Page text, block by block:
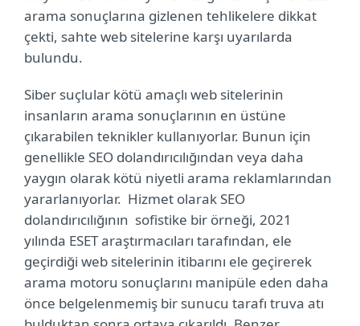
arama sonuçlarına gizlenen tehlikelere dikkat
çekti, sahte web sitelerine karşı uyarılarda
bulundu.
Siber suçlular kötü amaçlı web sitelerinin
insanların arama sonuçlarının en üstüne
çıkarabilen teknikler kullanıyorlar. Bunun için
genellikle SEO dolandırıcılığından veya daha
yaygın olarak kötü niyetli arama reklamlarından
yararlanıyorlar. Hizmet olarak SEO
dolandırıcılığının sofistike bir örneği, 2021
yılında ESET araştırmacıları tarafından, ele
geçirdiği web sitelerinin itibarını ele geçirerek
arama motoru sonuçlarını manipüle eden daha
önce belgelenmemiş bir sunucu tarafı truva atı